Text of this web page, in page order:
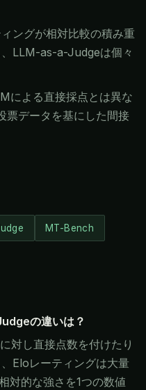
ングが相対比較の積み重
LLM-as-a-Judgeは個々
による直接採点とは異な
票データを基にした間接
MT-Bench
の違いは？
対し直接点数を付けたり
Eloレーティングは大量
対的な強さを1つの数値